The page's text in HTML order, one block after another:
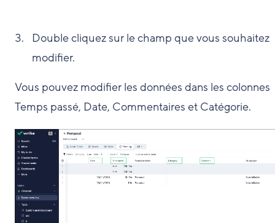
Double cliquez sur le champ que vous souhaitez
modifier.
Vous pouvez modifier les données dans les colonnes
Temps passé, Date, Commentaires et Catégorie.